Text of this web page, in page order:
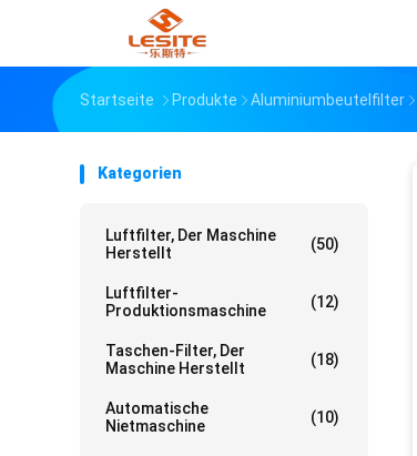
Startseite Produkte Aluminiumbeutelfilter
Kategorien
Luftfilter, Der Maschine
Herstellt
(50)
Luftfilter-
Produktionsmaschine
(12)
Taschen-Filter, Der
Maschine Herstellt
(18)
Automatische
Nietmaschine
(10)